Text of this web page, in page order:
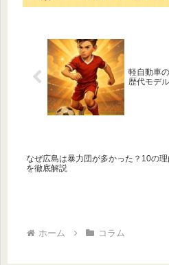
軽自動車
歴代モデ
なぜ広島は暴力団が多かった？10の理
を徹底解説
ホーム コラム